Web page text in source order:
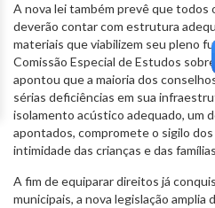
A nova lei também prevê que
deverão contar com estrutura
materiais que viabilizem seu pleno
Comissão Especial de Estudos
apontou que a maioria dos
sérias deficiências em sua
isolamento acústico adequado, um
apontados, compromete o sigilo
intimidade das crianças e das
A fim de equiparar direitos já
municipais, a nova legislação amplia